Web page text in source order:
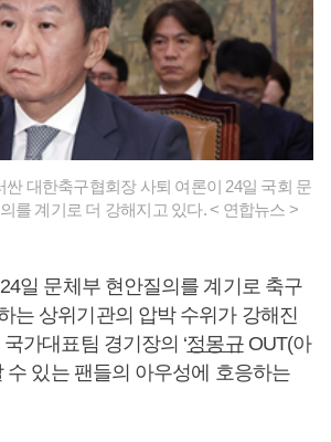
싼 대한축구협회장 사퇴 여론이 24일 국회 문
를 계기로 더 강해지고 있다. < 연합뉴스 >
일 문체부 현안질의를 계기로 축구
는 상위기관의 압박 수위가 강해진
가대표팀 경기장의 ‘정몽규OUT(아
수 있는 팬들의 아우성에 호응하는